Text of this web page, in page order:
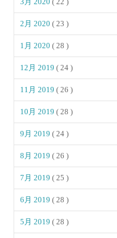
2月 2020( 23 )
1月 2020( 28 )
12月 2019( 24 )
11月 2019( 26 )
10月 2019( 28 )
9月 2019( 24 )
8月 2019( 26 )
7月 2019( 25 )
6月 2019( 28 )
5月 2019( 28 )